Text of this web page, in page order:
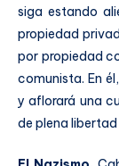
siga estando
propiedad
por propiedad
comunista. En
y aflorará una
de plena